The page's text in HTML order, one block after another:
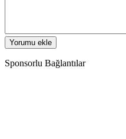
Sponsorlu Bağlantılar